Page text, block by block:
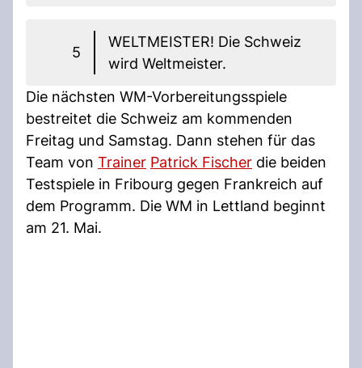
5
WELTMEISTER! Die Schweiz
wird Weltmeister.
Die nächsten WM-Vorbereitungsspiele
bestreitet die Schweiz am kommenden
Freitag und Samstag. Dann stehen für das
Team von Trainer Patrick Fischer die beiden
Testspiele in Fribourg gegen Frankreich auf
dem Programm. Die WM in Lettland beginnt
am 21. Mai.